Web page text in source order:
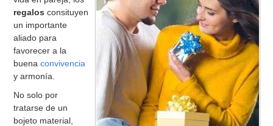
regalos consituyen
un importante
aliado para
favorecer a la
buenaconvivencia
y armonía.
No solo por
tratarse de un
bojeto material,